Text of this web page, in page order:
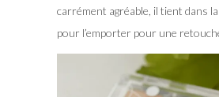
carrément agréable, il tient dans
pour l’emporter pour une